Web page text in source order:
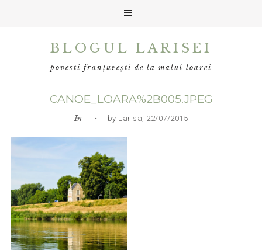
BLOGUL LARISEI
povesti franțuzești de la malul loarei
CANOE_LOARA%2B005.JPEG
In • by Larisa, 22/07/2015